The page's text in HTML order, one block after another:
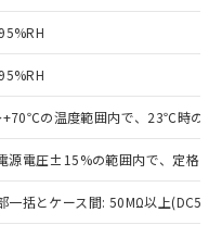
+70℃の温度範囲内で、23℃時の
源電圧±15%の範囲内で、定格電
一括とケース間: 50MΩ以上
御機器事業取扱
よび標準価格
ただくもので
扱商品の中には、
となる商品もある
い。
価格照会結果は、
令（10物質）の
または確認中の
ど無形物で、有
品です。
含有部品として
した場合などや
ます。
率が中国RoHSの
します。
率が中国RoHSの
示します。
販売部門へお問
製品のうち、外国
法に定める商品
という）を輸出